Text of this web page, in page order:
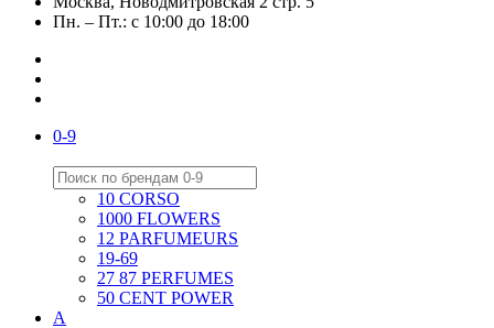
Пн. – Пт.: с 10:00 до 18:00
0-9
10 CORSO
1000 FLOWERS
12 PARFUMEURS
19-69
27 87 PERFUMES
50 CENT POWER
A